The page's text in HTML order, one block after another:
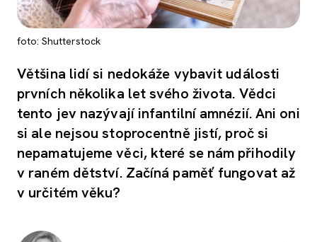
foto: Shutterstock
Většina lidí si nedokáže vybavit události
prvních několika let svého života. Vědci
tento jev nazývají infantilní amnézií. Ani oni
si ale nejsou stoprocentně jistí, proč si
nepamatujeme věci, které se nám přihodily
v raném dětství. Začíná paměť fungovat až
v určitém věku?